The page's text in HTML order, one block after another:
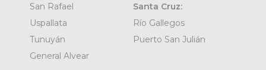
San Rafael
Uspallata
Tunuyán
General Alvear
Santa Cruz:
Río Gallegos
Puerto San Julián